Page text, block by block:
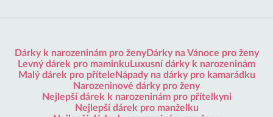
Dárky k narozeninám pro ženyDárky na Vánoce pro ženy
Levný dárek pro maminku Luxusní dárky k narozeninám
Malý dárek pro přítele Nápady na dárky pro kamarádku
Narozeninové dárky pro ženy
Nejlepší dárek k narozeninám pro přítelkyni
Nejlepší dárek pro manželku